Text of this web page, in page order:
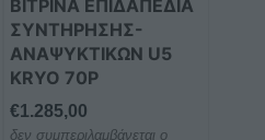
ΒΙΤΡΙΝΑ ΕΠΙΔΑΠΕΔΙΑ
ΣΥΝΤΗΡΗΣΗΣ-
ΑΝΑΨΥΚΤΙΚΩΝ U5
KRYO 70P
€1.285,00
δεν συμπεριλαμβάνεται ο